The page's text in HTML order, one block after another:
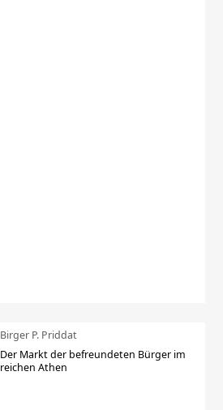
Birger P. Priddat
Der Markt der befreundeten Bürger im
reichen Athen